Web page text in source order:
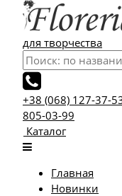
для творчества
+38 (068) 127-37-
805-03-99
Каталог
Главная
Новинки